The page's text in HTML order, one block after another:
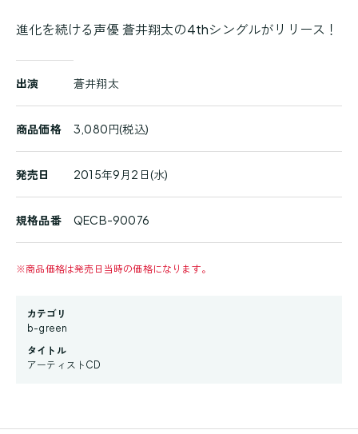
進化を続ける声優 蒼井翔太の4thシングルがリリース！
品
詳
細
出演 蒼井翔太
商品価格 3,080円(税込)
発売日 2015年9月2日(水)
規格品番 QECB-90076
※商品価格は発売日当時の価格になります。
カテゴリ
b-green
タイトル
アーティストCD